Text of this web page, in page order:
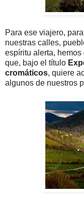
Para ese viajero,
nuestras calles,
espíritu alerta,
que, bajo el título
cromáticos, quiere
algunos de nuestros